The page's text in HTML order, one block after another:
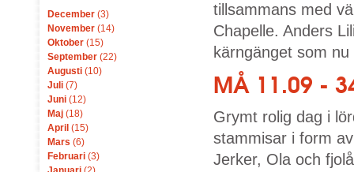
December (3)
November (14)
Oktober (15)
September (22)
Augusti (10)
Juli (7)
Juni (12)
Maj (18)
April (15)
Mars (6)
Februari (3)
tillsammans med
Chapelle. Anders
kärngänget som
MÅ 11.09 -
Grymt rolig dag i
stammisar i form
Jerker, Ola och